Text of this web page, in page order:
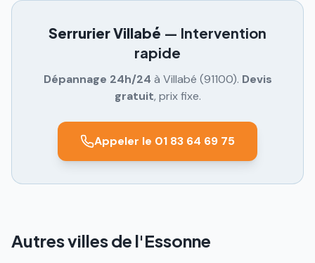
SerrurierVillabé — Intervention
rapide
Dépannage 24h/24 à Villabé (91100). Devis
gratuit, prix fixe.
Appeler le 01 83 64 69 75
Autres villes de l'Essonne